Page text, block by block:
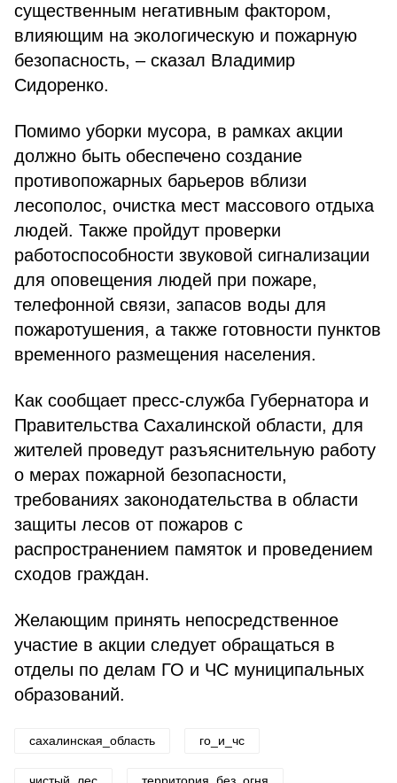
существенным негативным фактором,
влияющим на экологическую и пожарную
безопасность, – сказал Владимир
Сидоренко.
Помимо уборки мусора, в рамках акции
должно быть обеспечено создание
противопожарных барьеров вблизи
лесополос, очистка мест массового отдыха
людей. Также пройдут проверки
работоспособности звуковой сигнализации
для оповещения людей при пожаре,
телефонной связи, запасов воды для
пожаротушения, а также готовности пунктов
временного размещения населения.
Как сообщает пресс-служба Губернатора и
Правительства Сахалинской области, для
жителей проведут разъяснительную работу
о мерах пожарной безопасности,
требованиях законодательства в области
защиты лесов от пожаров с
распространением памяток и проведением
сходов граждан.
Желающим принять непосредственное
участие в акции следует обращаться в
отделы по делам ГО и ЧС муниципальных
образований.
сахалинская_область го_и_чс